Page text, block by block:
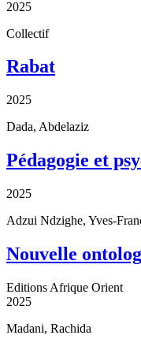
2025
Collectif
Rabat
2025
Dada, Abdelaziz
Pédagogie et
2025
Adzui Ndzighe, Yves-
Nouvelle
Editions Afrique Orient
2025
Madani, Rachida